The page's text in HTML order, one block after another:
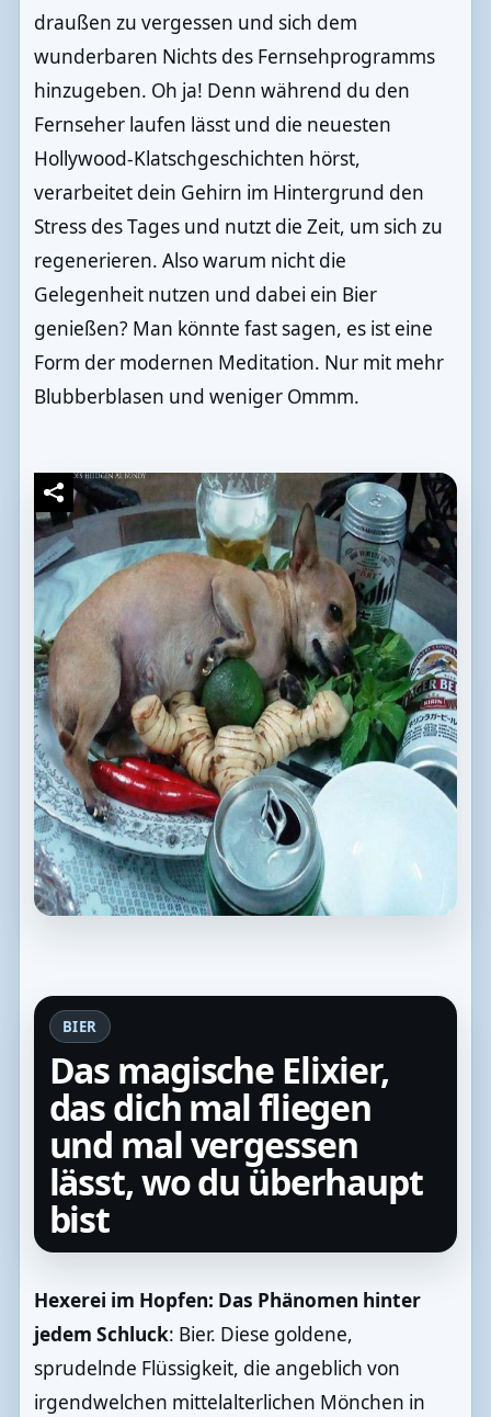
draußen zu vergessen und sich dem
wunderbaren Nichts des Fernsehprogramms
hinzugeben. Oh ja! Denn während du den
Fernseher laufen lässt und die neuesten
Hollywood-Klatschgeschichten hörst,
verarbeitet dein Gehirn im Hintergrund den
Stress des Tages und nutzt die Zeit, um sich zu
regenerieren. Also warum nicht die
Gelegenheit nutzen und dabei ein Bier
genießen? Man könnte fast sagen, es ist eine
Form der modernen Meditation. Nur mit mehr
Blubberblasen und weniger Ommm.
BIER
Das magische Elixier,
das dich mal fliegen
und mal vergessen
lässt, wo du überhaupt
bist
Hexerei im Hopfen: Das Phänomen hinter
jedem Schluck: Bier. Diese goldene,
sprudelnde Flüssigkeit, die angeblich von
irgendwelchen mittelalterlichen Mönchen in